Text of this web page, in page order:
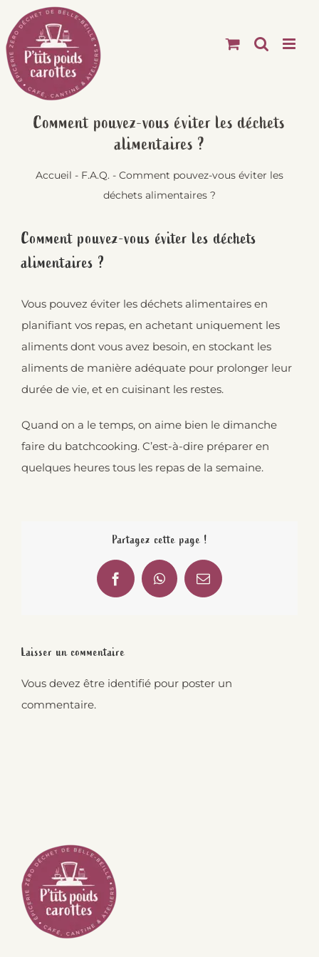
Passer
au
contenu
Comment pouvez-vous éviter les déchets
alimentaires ?
Accueil - F.A.Q. - Comment pouvez-vous éviter les
déchets alimentaires ?
Comment pouvez-vous éviter les déchets
alimentaires ?
Vous pouvez éviter les déchets alimentaires en
planifiant vos repas, en achetant uniquement les
aliments dont vous avez besoin, en stockant les
aliments de manière adéquate pour prolonger leur
durée de vie, et en cuisinant les restes.
Quand on a le temps, on aime bien le dimanche
faire du batchcooking. C’est-à-dire préparer en
quelques heures tous les repas de la semaine.
Partagez cette page !
FacebookWhatsAppEmail
Laisser un commentaire
Vous devez être identifié pour poster un
commentaire.